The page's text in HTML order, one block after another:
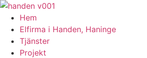
Skip
content
Hem
Elfirma i Handen, Haninge
Tjänster
Projekt